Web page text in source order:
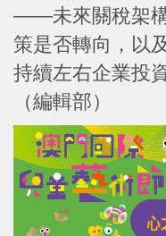
——未來關稅架
策是否轉向，以
持續左右企業投
（編輯部）